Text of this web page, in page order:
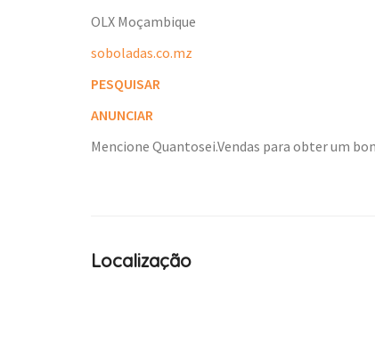
OLX Moçambique
soboladas.co.mz
PESQUISAR
ANUNCIAR
Mencione Quantosei.Vendas para obter um
Localização